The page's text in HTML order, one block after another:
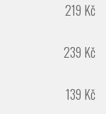
219 Kč
239 Kč
139 Kč